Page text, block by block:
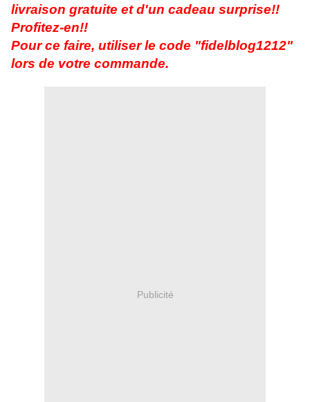
livraison gratuite et d'un cadeau surprise!!
Profitez-en!!
Pour ce faire, utiliser le code "fidelblog1212"
lors de votre commande.
Publicité